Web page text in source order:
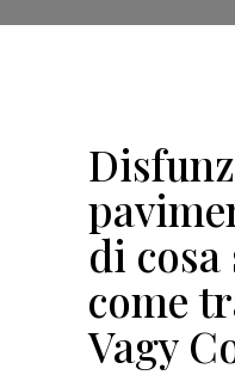
di
come
Vagy